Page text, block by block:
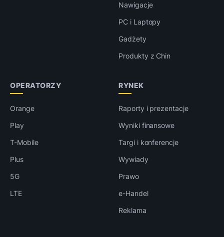
Nawigacje
PC i Laptopy
Gadżety
Produkty z Chin
OPERATORZY
Orange
Play
T-Mobile
Plus
5G
LTE
RYNEK
Raporty i prezentacje
Wyniki finansowe
Targi i konferencje
Wywiady
Prawo
e-Handel
Reklama